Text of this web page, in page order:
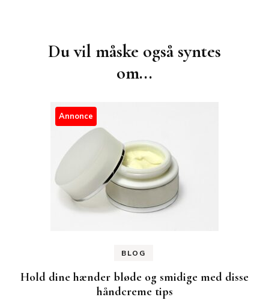
Du vil måske også syntes
om...
Annonce
BLOG
Hold dine hænder bløde og smidige med disse
håndcreme tips